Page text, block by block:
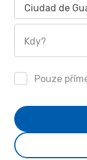
Ciudad de
Kdy?
Pouze